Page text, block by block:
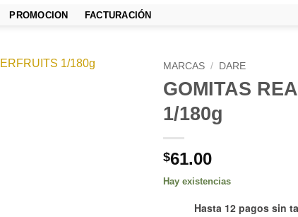
PROMOCION FACTURACIÓN
MARCAS / DARE
GOMITAS
1/180g
$61.00
Hay existencias
Hasta 12 pagos sin